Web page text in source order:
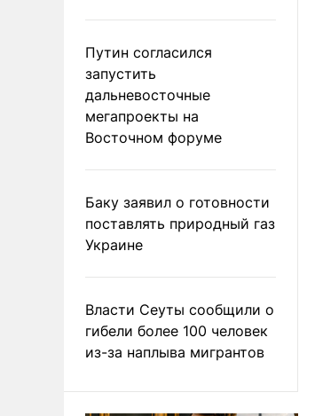
Путин согласился
запустить
дальневосточные
мегапроекты на
Восточном форуме
Баку заявил о готовности
поставлять природный газ
Украине
Власти Сеуты сообщили о
гибели более 100 человек
из-за наплыва мигрантов